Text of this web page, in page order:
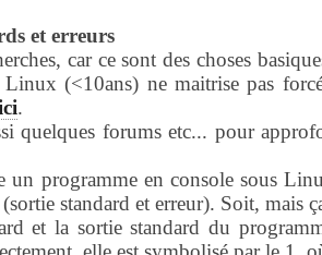
et erreurs
car ce sont des choses
(<10ans) ne maitrise pas
.
quelques forums etc... pour
un programme en console sous
standard et erreur). Soit, mais
et la sortie standard du